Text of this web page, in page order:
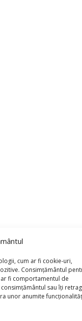
cum ar fi cookie-uri,
Consimțământul
fi comportamentul de
sau îți
unor anumite